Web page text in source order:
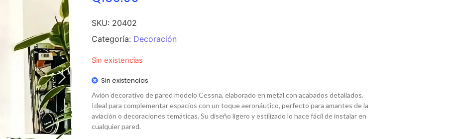
SKU: 20402
Categoría: Decoración
Sin existencias
Sin existencias
Avión decorativo de pared modelo Cessna, elaborado en metal con acabados detallados.
Ideal para complementar espacios con un toque aeronáutico, perfecto para amantes de la
aviación o decoraciones temáticas. Su diseño ligero y estilizado lo hace fácil de instalar en
cualquier pared.